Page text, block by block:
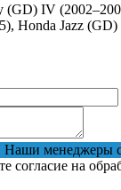
(GD) IV
Honda Jazz
Наши менеджеры
согласие на